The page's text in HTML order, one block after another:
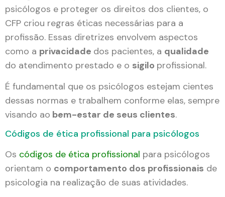
psicólogos e proteger os direitos dos clientes, o
CFP criou regras éticas necessárias para a
profissão. Essas diretrizes envolvem aspectos
como a privacidade dos pacientes, a qualidade
do atendimento prestado e o sigilo profissional.
É fundamental que os psicólogos estejam cientes
dessas normas e trabalhem conforme elas, sempre
visando ao bem-estar de seus clientes.
Códigos de ética profissional para psicólogos
Os códigos de ética profissional para psicólogos
orientam o comportamento dos profissionais de
psicologia na realização de suas atividades.